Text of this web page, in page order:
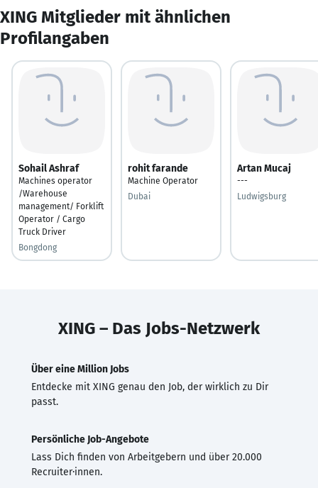
XING Mitglieder mit ähnlichen
Profilangaben
Sohail Ashraf
Machines operator
/Warehouse
management/ Forklift
Operator / Cargo
Truck Driver
Bongdong
rohit farande
Machine Operator
Dubai
Artan Mucaj
---
Ludwigsburg
XING – Das Jobs-Netzwerk
Über eine Million Jobs
Entdecke mit XING genau den Job, der wirklich zu Dir
passt.
Persönliche Job-Angebote
Lass Dich finden von Arbeitgebern und über 20.000
Recruiter·innen.